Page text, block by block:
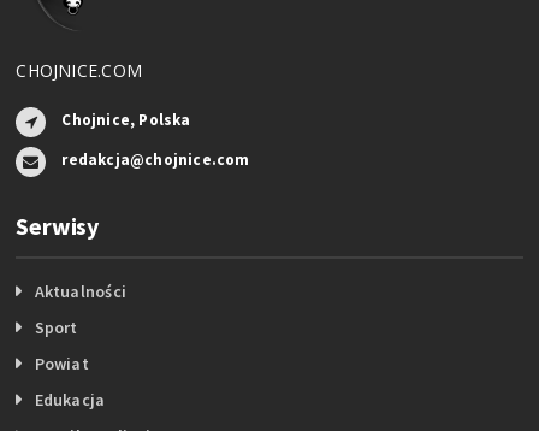
CHOJNICE.COM
Chojnice, Polska
redakcja@chojnice.com
Serwisy
Aktualności
Sport
Powiat
Edukacja